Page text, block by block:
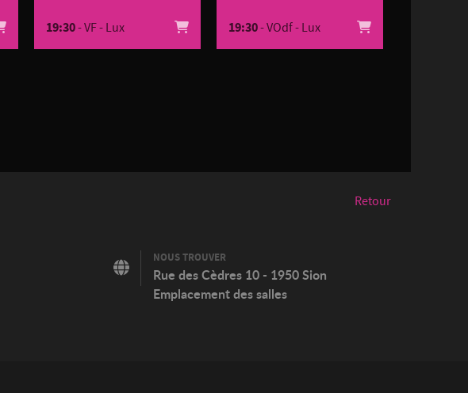
19:30- VF - Lux 19:30- VOdf - Lux
Retour
NOUS TROUVER
Rue des Cèdres 10 - 1950 Sion
Emplacement des salles